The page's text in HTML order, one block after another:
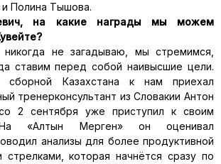
и Полина Тышова.
на какие награды мы можем
не загадываю, мы стремимся,
ставим перед собой наивысшие цели.
Казахстана к нам приехал
тренерконсультант из Словакии Антон
2 сентября уже приступил к своим
На «Алтын Мерген» он оценивал
анализы для более продуктивной
которая начнётся сразу по